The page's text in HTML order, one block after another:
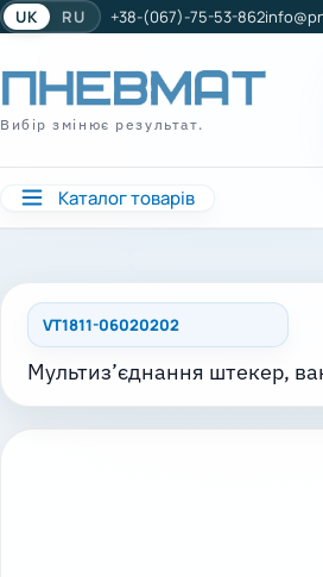
UK RU +38-(067)-75-53-862
Вибір змінює результат.
Каталог товарів
VT1811-06020202
Мультиз’єднання штекер,